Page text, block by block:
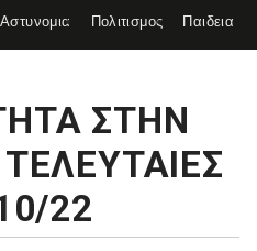
Αστυνομια Πολιτισμος Παιδεια
ΣΤΗΝ
22